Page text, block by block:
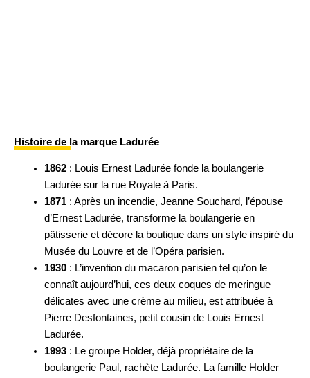
Histoire de la marque Ladurée
1862: Louis Ernest Ladurée fonde la boulangerie
Ladurée sur la rue Royale à Paris.
1871: Après un incendie, Jeanne Souchard, l’épouse
d’Ernest Ladurée, transforme la boulangerie en
pâtisserie et décore la boutique dans un style inspiré du
Musée du Louvre et de l’Opéra parisien.
1930: L’invention du macaron parisien tel qu’on le
connaît aujourd’hui, ces deux coques de meringue
délicates avec une crème au milieu, est attribuée à
Pierre Desfontaines, petit cousin de Louis Ernest
Ladurée.
1993: Le groupe Holder, déjà propriétaire de la
boulangerie Paul, rachète Ladurée. La famille Holder